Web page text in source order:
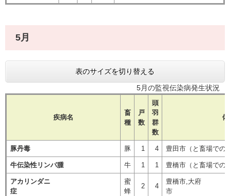
5月
表のサイズを切り替える
5月の監視伝染病発生状況
疾病名
畜
種
戸
数
頭
羽
群
数
豚丹毒 豚 1 4 豊田市（と畜場での
牛伝染性リンパ腫 牛 1 1 豊橋市（と畜場
アカリンダニ
症
蜜
蜂
2 4
豊橋市,大府